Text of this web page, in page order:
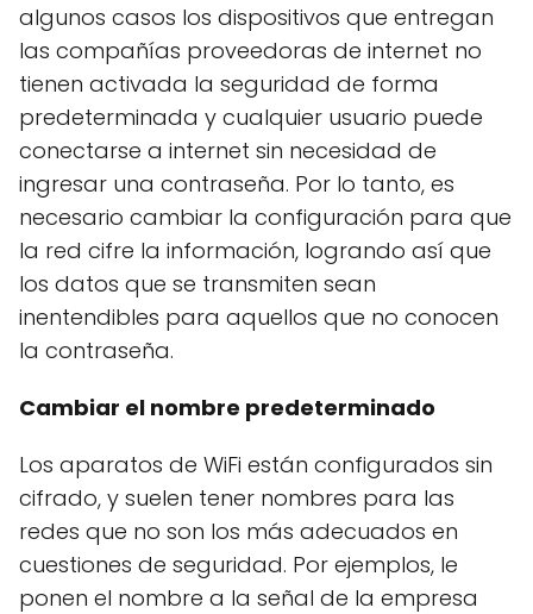
algunos casos los dispositivos que entregan
las compañías proveedoras de internet no
tienen activada la seguridad de forma
predeterminada y cualquier usuario puede
conectarse a internet sin necesidad de
ingresar una contraseña. Por lo tanto, es
necesario cambiar la configuración para que
la red cifre la información, logrando así que
los datos que se transmiten sean
inentendibles para aquellos que no conocen
la contraseña.
Cambiar el nombre predeterminado
Los aparatos de WiFi están configurados sin
cifrado, y suelen tener nombres para las
redes que no son los más adecuados en
cuestiones de seguridad. Por ejemplos, le
ponen el nombre a la señal de la empresa